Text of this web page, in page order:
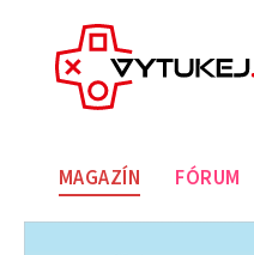
MAGAZÍN FÓRUM